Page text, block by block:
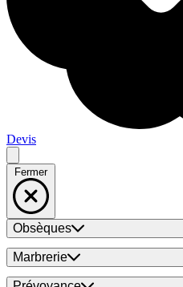
Devis
Fermer
Obsèques
Marbrerie